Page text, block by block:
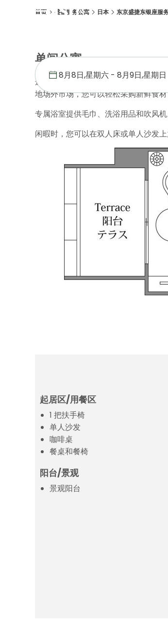
首页 盛捷服务公寓 日本 东京盛捷东银座服
单间公寓
这间 24平方米的单间公寓 配有时尚
地场外市场，您可以轻松采购新鲜食
专属浴室提供毛巾、洗浴用品和吹风
闲暇时，您可以在双人床或单人沙发
起居区/用餐区
1 把扶手椅
单人沙发
咖啡桌
餐桌和餐椅
阳台/景观
景观阳台